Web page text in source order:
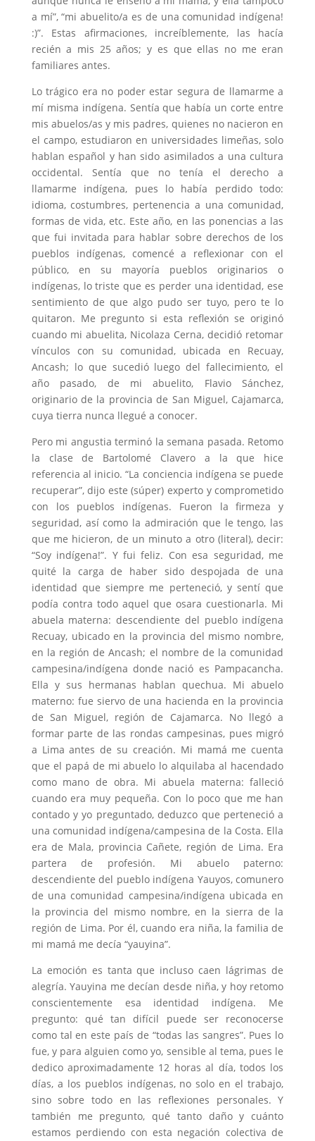
a mí”, “mi abuelito/a es de una comunidad indígena!
:)”. Estas afirmaciones, increíblemente, las hacía
recién a mis 25 años; y es que ellas no me eran
familiares antes.
Lo trágico era no poder estar segura de llamarme a
mí misma indígena. Sentía que había un corte entre
mis abuelos/as y mis padres, quienes no nacieron en
el campo, estudiaron en universidades limeñas, solo
hablan español y han sido asimilados a una cultura
occidental. Sentía que no tenía el derecho a
llamarme indígena, pues lo había perdido todo:
idioma, costumbres, pertenencia a una comunidad,
formas de vida, etc. Este año, en las ponencias a las
que fui invitada para hablar sobre derechos de los
pueblos indígenas, comencé a reflexionar con el
público, en su mayoría pueblos originarios o
indígenas, lo triste que es perder una identidad, ese
sentimiento de que algo pudo ser tuyo, pero te lo
quitaron. Me pregunto si esta reflexión se originó
cuando mi abuelita, Nicolaza Cerna, decidió retomar
vínculos con su comunidad, ubicada en Recuay,
Ancash; lo que sucedió luego del fallecimiento, el
año pasado, de mi abuelito, Flavio Sánchez,
originario de la provincia de San Miguel, Cajamarca,
cuya tierra nunca llegué a conocer.
Pero mi angustia terminó la semana pasada. Retomo
la clase de Bartolomé Clavero a la que hice
referencia al inicio. “La conciencia indígena se puede
recuperar”, dijo este (súper) experto y comprometido
con los pueblos indígenas. Fueron la firmeza y
seguridad, así como la admiración que le tengo, las
que me hicieron, de un minuto a otro (literal), decir:
“Soy indígena!”. Y fui feliz. Con esa seguridad, me
quité la carga de haber sido despojada de una
identidad que siempre me perteneció, y sentí que
podía contra todo aquel que osara cuestionarla. Mi
abuela materna: descendiente del pueblo indígena
Recuay, ubicado en la provincia del mismo nombre,
en la región de Ancash; el nombre de la comunidad
campesina/indígena donde nació es Pampacancha.
Ella y sus hermanas hablan quechua. Mi abuelo
materno: fue siervo de una hacienda en la provincia
de San Miguel, región de Cajamarca. No llegó a
formar parte de las rondas campesinas, pues migró
a Lima antes de su creación. Mi mamá me cuenta
que el papá de mi abuelo lo alquilaba al hacendado
como mano de obra. Mi abuela materna: falleció
cuando era muy pequeña. Con lo poco que me han
contado y yo preguntado, deduzco que perteneció a
una comunidad indígena/campesina de la Costa. Ella
era de Mala, provincia Cañete, región de Lima. Era
partera de profesión. Mi abuelo paterno:
descendiente del pueblo indígena Yauyos, comunero
de una comunidad campesina/indígena ubicada en
la provincia del mismo nombre, en la sierra de la
región de Lima. Por él, cuando era niña, la familia de
mi mamá me decía “yauyina”.
La emoción es tanta que incluso caen lágrimas de
alegría. Yauyina me decían desde niña, y hoy retomo
conscientemente esa identidad indígena. Me
pregunto: qué tan difícil puede ser reconocerse
como tal en este país de “todas las sangres”. Pues lo
fue, y para alguien como yo, sensible al tema, pues le
dedico aproximadamente 12 horas al día, todos los
días, a los pueblos indígenas, no solo en el trabajo,
sino sobre todo en las reflexiones personales. Y
también me pregunto, qué tanto daño y cuánto
estamos perdiendo con esta negación colectiva de